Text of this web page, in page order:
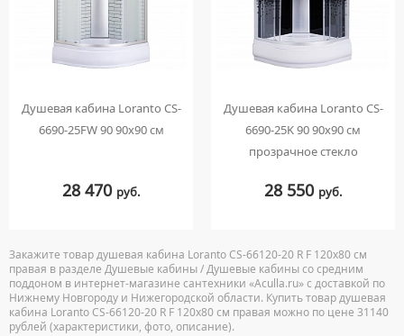
Душевая кабина Loranto CS-
6690-25FW 90 90x90 см
28 470 руб.
Душевая кабина Loranto CS-
6690-25K 90 90х90 см
прозрачное стекло
28 550 руб.
Закажите товар душевая кабина Loranto CS-66120-20 R F 120х80 см
правая в разделе Душевые кабины / Душевые кабины со средним
поддоном в интернет-магазине сантехники «Aculla.ru» с доставкой по
Нижнему Новгороду и Нижегородской области. Купить товар душевая
кабина Loranto CS-66120-20 R F 120х80 см правая можно по цене 31140
рублей (характеристики, фото, описание).